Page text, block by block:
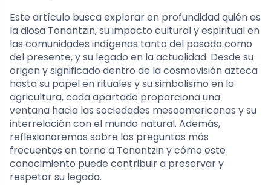
Este artículo busca explorar en profundidad quién es
la diosa Tonantzin, su impacto cultural y espiritual en
las comunidades indígenas tanto del pasado como
del presente, y su legado en la actualidad. Desde su
origen y significado dentro de la cosmovisión azteca
hasta su papel en rituales y su simbolismo en la
agricultura, cada apartado proporciona una
ventana hacia las sociedades mesoamericanas y su
interrelación con el mundo natural. Además,
reflexionaremos sobre las preguntas más
frecuentes en torno a Tonantzin y cómo este
conocimiento puede contribuir a preservar y
respetar su legado.